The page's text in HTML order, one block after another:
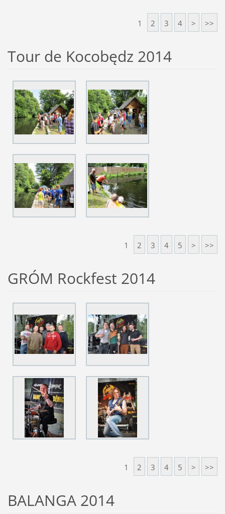
1 2 3 4 > >>
Tour de Kocobędz 2014
1 2 3 4 5 > >>
GRÓM Rockfest 2014
1 2 3 4 5 > >>
BALANGA 2014